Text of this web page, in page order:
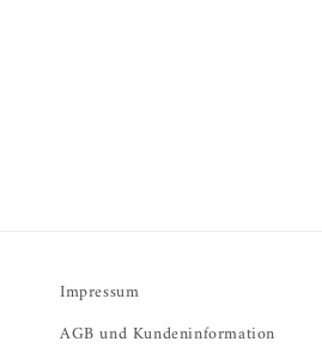
Impressum
AGB und Kundeninformation